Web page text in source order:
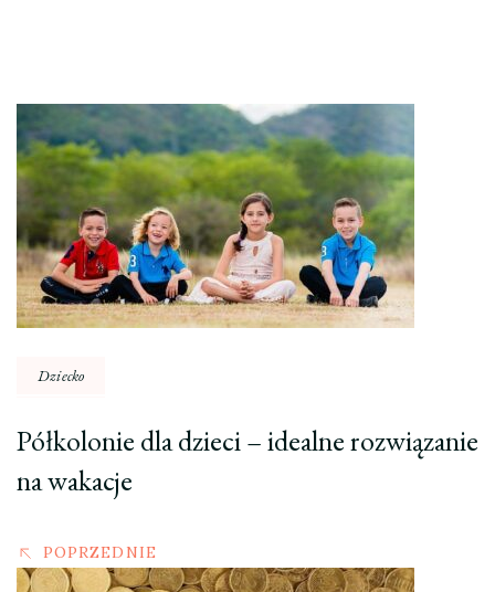
Nawigacja
wpisu
Dziecko
Półkolonie dla dzieci – idealne rozwiązanie
na wakacje
POPRZEDNIE